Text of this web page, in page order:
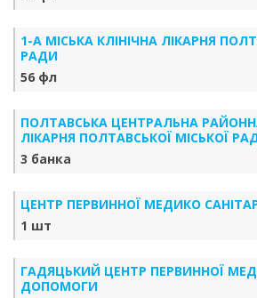
1-А МІСЬКА КЛІНІЧНА ЛІКАРНЯ
РАДИ
56 фл
ПОЛТАВСЬКА ЦЕНТРАЛЬНА
ЛІКАРНЯ ПОЛТАВСЬКОЇ МІСЬКОЇ
3 банка
ЦЕНТР ПЕРВИННОЇ МЕДИКО
1 шт
ГАДЯЦЬКИЙ ЦЕНТР ПЕРВИННОЇ
ДОПОМОГИ